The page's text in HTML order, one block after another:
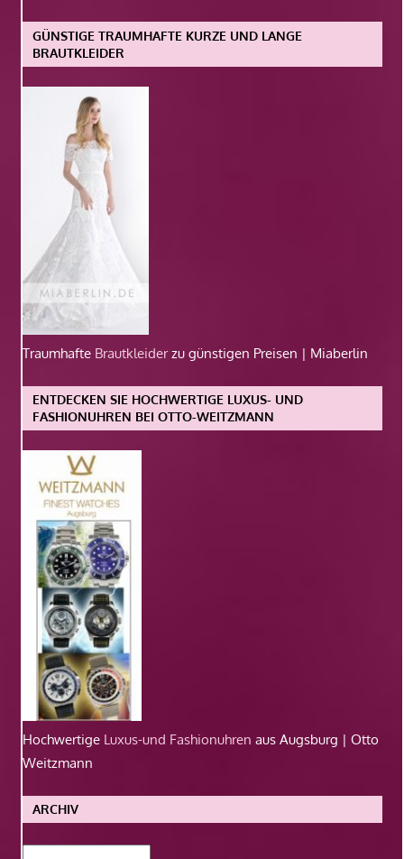
GÜNSTIGE TRAUMHAFTE KURZE UND LANGE
BRAUTKLEIDER
Traumhafte Brautkleiderzu günstigen Preisen | Miaberlin
ENTDECKEN SIE HOCHWERTIGE LUXUS- UND
FASHIONUHREN BEI OTTO-WEITZMANN
Hochwertige Luxus-und Fashionuhren aus Augsburg | Otto
Weitzmann
ARCHIV